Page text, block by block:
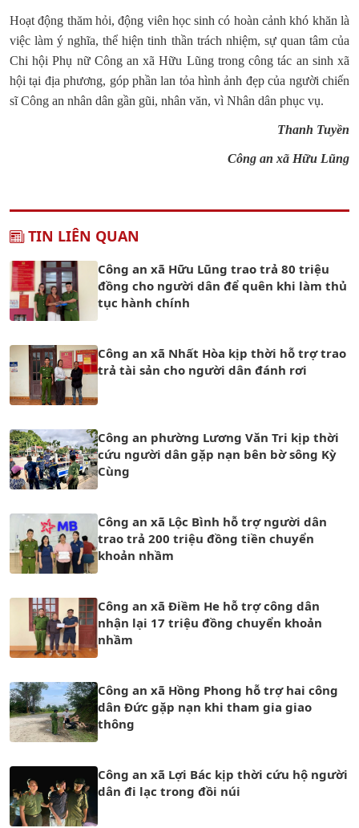
Hoạt động thăm hỏi, động viên học sinh có hoàn cảnh khó khăn là
việc làm ý nghĩa, thể hiện tinh thần trách nhiệm, sự quan tâm của
Chi hội Phụ nữ Công an xã Hữu Lũng trong công tác an sinh xã
hội tại địa phương, góp phần lan tỏa hình ảnh đẹp của người chiến
sĩ Công an nhân dân gần gũi, nhân văn, vì Nhân dân phục vụ.
Thanh Tuyền
Công an xã Hữu Lũng
TIN LIÊN QUAN
Công an xã Hữu Lũng trao trả 80 triệu
đồng cho người dân để quên khi làm thủ
tục hành chính
Công an xã Nhất Hòa kịp thời hỗ trợ trao
trả tài sản cho người dân đánh rơi
Công an phường Lương Văn Tri kịp thời
cứu người dân gặp nạn bên bờ sông Kỳ
Cùng
Công an xã Lộc Bình hỗ trợ người dân
trao trả 200 triệu đồng tiền chuyển
khoản nhầm
Công an xã Điềm He hỗ trợ công dân
nhận lại 17 triệu đồng chuyển khoản
nhầm
Công an xã Hồng Phong hỗ trợ hai công
dân Đức gặp nạn khi tham gia giao
thông
Công an xã Lợi Bác kịp thời cứu hộ người
dân đi lạc trong đồi núi